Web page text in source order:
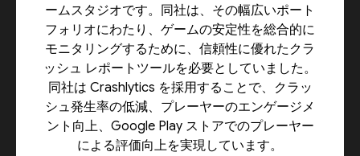
ームスタジオです。同社は、その幅広いポート
フォリオにわたり、ゲームの安定性を総合的に
モニタリングするために、信頼性に優れたクラ
ッシュ レポートツールを必要としていました。
同社は Crashlytics を採用することで、クラッ
シュ発生率の低減、プレーヤーのエンゲージメ
ント向上、Google Play ストアでのプレーヤー
による評価向上を実現しています。